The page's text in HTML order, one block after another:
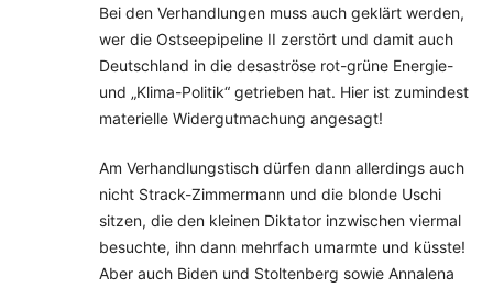
Bei den Verhandlungen muss auch geklärt werden,
wer die Ostseepipeline II zerstört und damit auch
Deutschland in die desaströse rot-grüne Energie-
und „Klima-Politik“ getrieben hat. Hier ist zumindest
materielle Widergutmachung angesagt!
Am Verhandlungstisch dürfen dann allerdings auch
nicht Strack-Zimmermann und die blonde Uschi
sitzen, die den kleinen Diktator inzwischen viermal
besuchte, ihn dann mehrfach umarmte und küsste!
Aber auch Biden und Stoltenberg sowie Annalena